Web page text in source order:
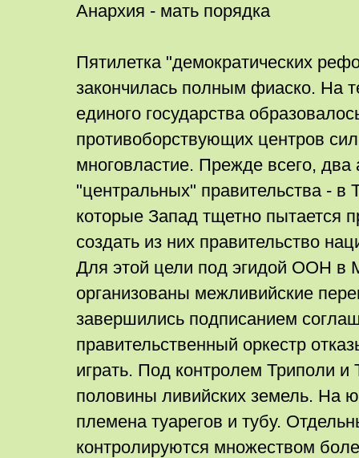
Анархия - мать порядка
Пятилетка "демократических
закончилась полным фиаско. На
единого государства
противоборствующих центров
многовластие. Прежде всего, два
"центральных" правительства - в
которые Запад тщетно пытается
создать из них правительство
Для этой цели под эгидой ООН в
организованы межливийские
завершились подписанием
правительственный оркестр
играть. Под контролем Триполи и
половины ливийских земель. На
племена туарегов и тубу.
контролируются множеством